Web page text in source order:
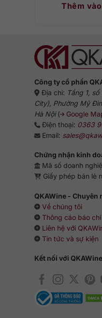
Thêm
Công ty cổ phần
Địa chỉ: Tầng 1,
City), Phường Mỹ
Hà Nội( Google
Điện thoại: 0363
Email:
Chứng nhận kinh
Mã số doanh
Giấy phép bán lẻ
QKAWine - Chuyên
Về chúng tôi
Thông cáo báo chí
Liên hệ với
Tin tức và sự kiện
Kết nối với QKAWine